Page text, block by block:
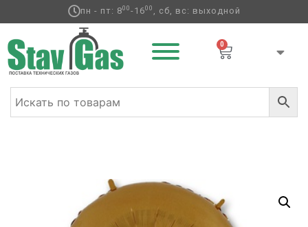
пн - пт: 800-1600 , сб, вс: выходной
0